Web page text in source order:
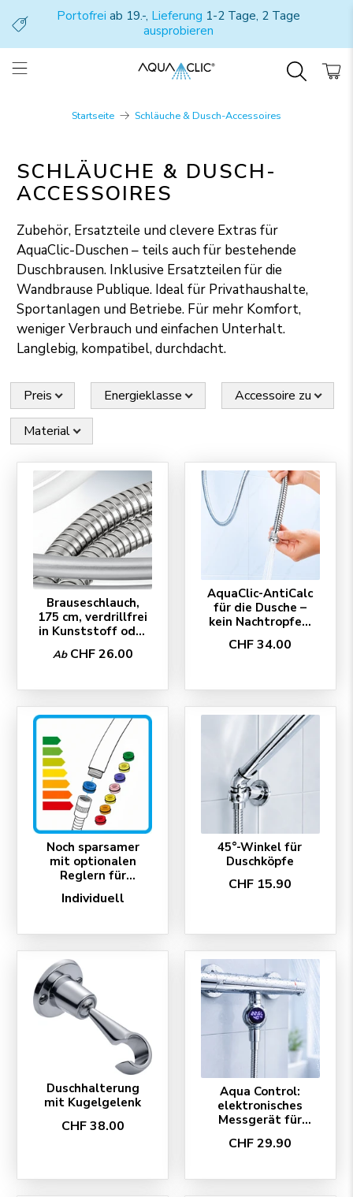
Portofrei ab 19.-, Lieferung 1-2 Tage, 2 Tage
ausprobieren
Startseite Schläuche & Dusch-Accessoires
SCHLÄUCHE & DUSCH-
ACCESSOIRES
Zubehör, Ersatzteile und clevere Extras für
AquaClic-Duschen – teils auch für bestehende
Duschbrausen. Inklusive Ersatzteilen für die
Wandbrause Publique. Ideal für Privathaushalte,
Sportanlagen und Betriebe. Für mehr Komfort,
weniger Verbrauch und einfachen Unterhalt.
Langlebig, kompatibel, durchdacht.
Preis Energieklasse Accessoire zu
Material
Brauseschlauch,
175 cm, verdrillfrei
in Kunststoff oder
Ab CHF 26.00
AquaClic-AntiCalc
für die Dusche –
kein Nachtropfen,
kein Kalk
CHF 34.00
Noch sparsamer
mit optionalen
Reglern für
Individuell
45°-Winkel für
Duschköpfe
CHF 15.90
Duschhalterung
mit Kugelgelenk
CHF 38.00
Aqua Control:
elektronisches
Messgerät für
CHF 29.90